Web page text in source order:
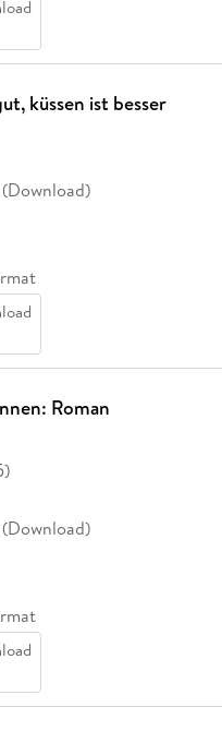
küssen ist besser
Roman
)